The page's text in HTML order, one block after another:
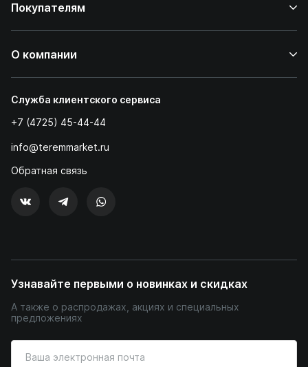
Покупателям
О компании
Служба клиентского сервиса
+7 (4725) 45-44-44
info@teremmarket.ru
Обратная связь
Узнавайте первыми о новинках и скидках
А также о распродажах, акциях и специальных
предложениях
ваш